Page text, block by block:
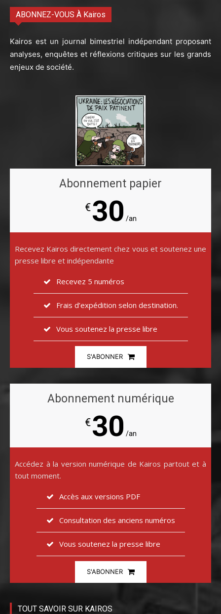
ABONNEZ-VOUS À Kairos
Kairos est un journal bimestriel indépendant proposant
analyses, enquêtes et réflexions critiques sur les grands
enjeux de société.
Abonnement papier
€30 /an
Recevez Kairos directement chez vous et soutenez une
presse libre et indépendante
Recevez 5 numéros
Frais d’expédition selon destination.
Vous soutenez la presse libre
S'ABONNER
Abonnement numérique
€30 /an
Accédez à la version numérique de Kairos partout et à
tout moment.
Accès aux versions PDF
Consultation des anciens numéros
Vous soutenez la presse libre
S'ABONNER
TOUT SAVOIR SUR KAIROS